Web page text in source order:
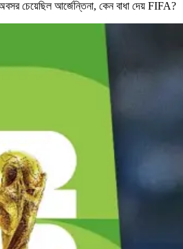
অবসর চেয়েছিল আর্জেন্তিনা, কেন বাধা দেয় FIFA?